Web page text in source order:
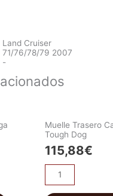
Land Cruiser
71/76/78/79 2007
-
Muelle Trasero
Tough Dog
115,88€